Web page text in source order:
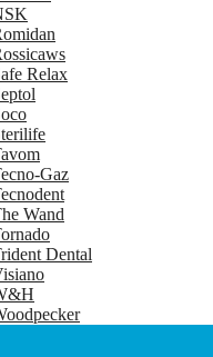
Relax
Gaz
Wand
Dental